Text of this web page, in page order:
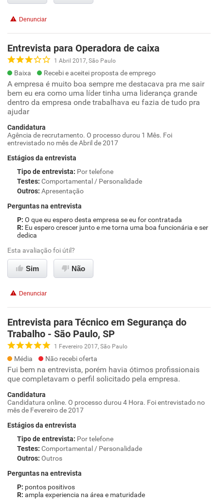
Denunciar
Entrevista para Operadora de caixa
1 Abril 2017, São Paulo
Baixa Recebi e aceitei proposta de emprego
A empresa é muito boa sempre me destacava pra me sair
bem eu era como uma líder tinha uma liderança grande
dentro da empresa onde trabalhava eu fazia de tudo pra
ajudar
Candidatura
Agência de recrutamento. O processo durou 1 Mês. Foi
entrevistado no mês de Abril de 2017
Estágios da entrevista
Tipo de entrevista: Por telefone
Testes: Comportamental / Personalidade
Outros: Apresentação
Perguntas na entrevista
O que eu espero desta empresa se eu for contratada
Eu espero crescer junto e me torna uma boa funcionária e ser
dedica
Esta avaliação foi útil?
Sim Não
Denunciar
Entrevista para Técnico em Segurança do
Trabalho - São Paulo, SP
1 Fevereiro 2017, São Paulo
Média Não recebi oferta
Fui bem na entrevista, porém havia ótimos profissionais
que completavam o perfil solicitado pela empresa.
Candidatura
Candidatura online. O processo durou 4 Hora. Foi entrevistado no
mês de Fevereiro de 2017
Estágios da entrevista
Tipo de entrevista: Por telefone
Testes: Comportamental / Personalidade
Outros: Outros
Perguntas na entrevista
pontos positivos
ampla experiencia na área e maturidade